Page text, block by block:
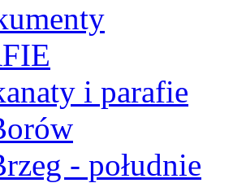
i parafie
- południe